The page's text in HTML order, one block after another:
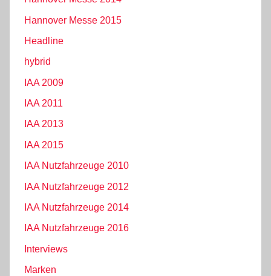
Hannover Messe 2015
Headline
hybrid
IAA 2009
IAA 2011
IAA 2013
IAA 2015
IAA Nutzfahrzeuge 2010
IAA Nutzfahrzeuge 2012
IAA Nutzfahrzeuge 2014
IAA Nutzfahrzeuge 2016
Interviews
Marken